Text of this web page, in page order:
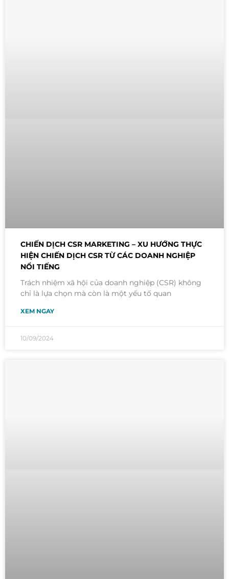
CHIẾN DỊCH CSR MARKETING – XU HƯỚNG THỰC
HIỆN CHIẾN DỊCH CSR TỪ CÁC DOANH NGHIỆP
NỔI TIẾNG
Trách nhiệm xã hội của doanh nghiệp (CSR) không
chỉ là lựa chọn mà còn là một yếu tố quan
XEM NGAY
10/09/2024